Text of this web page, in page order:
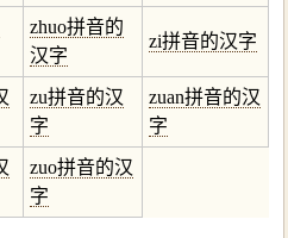
zhuo拼音的
汉字
zi拼音的汉字
zu拼音的汉
字
zuan拼音的汉
字
zuo拼音的汉
字